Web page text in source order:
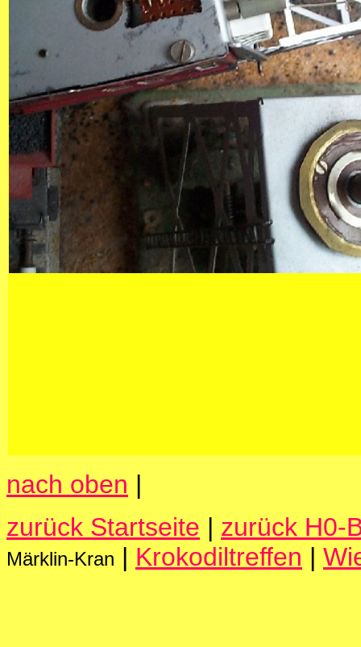
nach oben |
zurück Startseite | zurück H0-
Märklin-Kran | Krokodiltreffen |